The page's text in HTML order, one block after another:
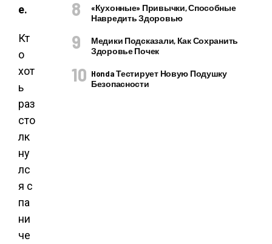
е.
Кт
о
хот
ь
раз
сто
лк
ну
лс
я с
па
ни
че
«Кухонные» Привычки, Способные
Навредить Здоровью
Медики Подсказали, Как Сохранить
Здоровье Почек
Honda Тестирует Новую Подушку
Безопасности